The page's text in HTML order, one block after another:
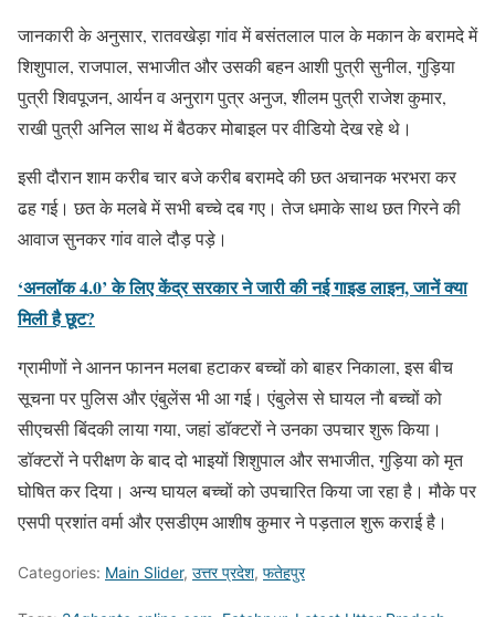
जानकारी के अनुसार, रातवखेड़ा गांव में बसंतलाल पाल के मकान के बरामदे में
शिशुपाल, राजपाल, सभाजीत और उसकी बहन आशी पुत्री सुनील, गुड़िया
पुत्री शिवपूजन, आर्यन व अनुराग पुत्र अनुज, शीलम पुत्री राजेश कुमार,
राखी पुत्री अनिल साथ में बैठकर मोबाइल पर वीडियो देख रहे थे।
इसी दौरान शाम करीब चार बजे करीब बरामदे की छत अचानक भरभरा कर
ढह गई। छत के मलबे में सभी बच्चे दब गए। तेज धमाके साथ छत गिरने की
आवाज सुनकर गांव वाले दौड़ पड़े।
‘अनलॉक 4.0’ के लिए केंद्र सरकार ने जारी की नई गाइड लाइन, जानें क्या
मिली है छूट?
ग्रामीणों ने आनन फानन मलबा हटाकर बच्चों को बाहर निकाला, इस बीच
सूचना पर पुलिस और एंबुलेंस भी आ गई। एंबुलेस से घायल नाै बच्चों को
सीएचसी बिंदकी लाया गया, जहां डॉक्टरों ने उनका उपचार शुरू किया।
डॉक्टरों ने परीक्षण के बाद दो भाइयों शिशुपाल और सभाजीत, गुड़िया को मृत
घोषित कर दिया। अन्य घायल बच्चों को उपचारित किया जा रहा है। मौके पर
एसपी प्रशांत वर्मा और एसडीएम आशीष कुमार ने पड़ताल शुरू कराई है।
Categories: Main Slider, उत्तर प्रदेश, फतेहपुर